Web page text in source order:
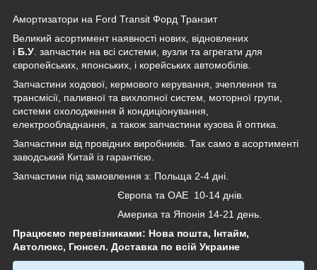
Амортизатори на Ford Transit Форд Транзит
Великий асортимент наявності нових, відновлених
і Б.У . запчастин на всі системи, вузли та агрегати для
європейських, японських, і корейських автомобілів.
Запчастини ходової, кермового керування, зчеплення та
трансмісії, паливної та вихлопної систем, моторної групи,
системи охолодження й кондиціонування,
електрообладнання, а також запчастини кузова й оптика.
Запчастини від провідних виробників. Так само в асортименті
заводський Китай із гарантією.
Запчастини під замовлення з: Польща 2-4 дні.
Європа та ОАЕ 10-14 днів.
Америка та Японія 14-21 день.
Працюємо перевізниками: Нова пошта, Інтайм,
Автолюкс, Гюнсел. Доставка по всій Украине